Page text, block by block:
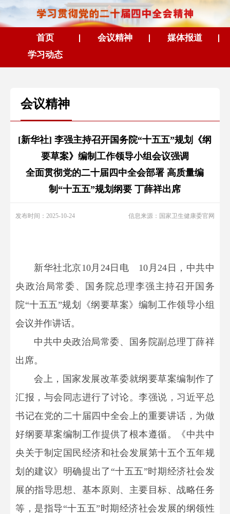
首页 会议精神
媒体报道
学习动态
会议精神
[新华社] 李强主持召开国务院“十五五”规划《纲
要草案》编制工作领导小组会议强调
全面贯彻党的二十届四中全会部署 高质量编
制“十五五”规划纲要 丁薛祥出席
发布时间：2025-10-24 信息来源：国家卫生健康委官网
新华社北京10月24日电 10月24日，中共中
央政治局常委、国务院总理李强主持召开国务
院“十五五”规划《纲要草案》编制工作领导小组
会议并作讲话。
中共中央政治局常委、国务院副总理丁薛祥
出席。
会上，国家发展改革委就纲要草案编制作了
汇报，与会同志进行了讨论。李强说，习近平总
书记在党的二十届四中全会上的重要讲话，为做
好纲要草案编制工作提供了根本遵循。《中共中
央关于制定国民经济和社会发展第十五个五年规
划的建议》明确提出了“十五五”时期经济社会发
展的指导思想、基本原则、主要目标、战略任务
等，是指导“十五五”时期经济社会发展的纲领性